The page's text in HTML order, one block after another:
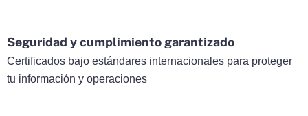
Seguridad y cumplimiento garantizado
Certificados bajo estándares internacionales para proteger
tu información y operaciones